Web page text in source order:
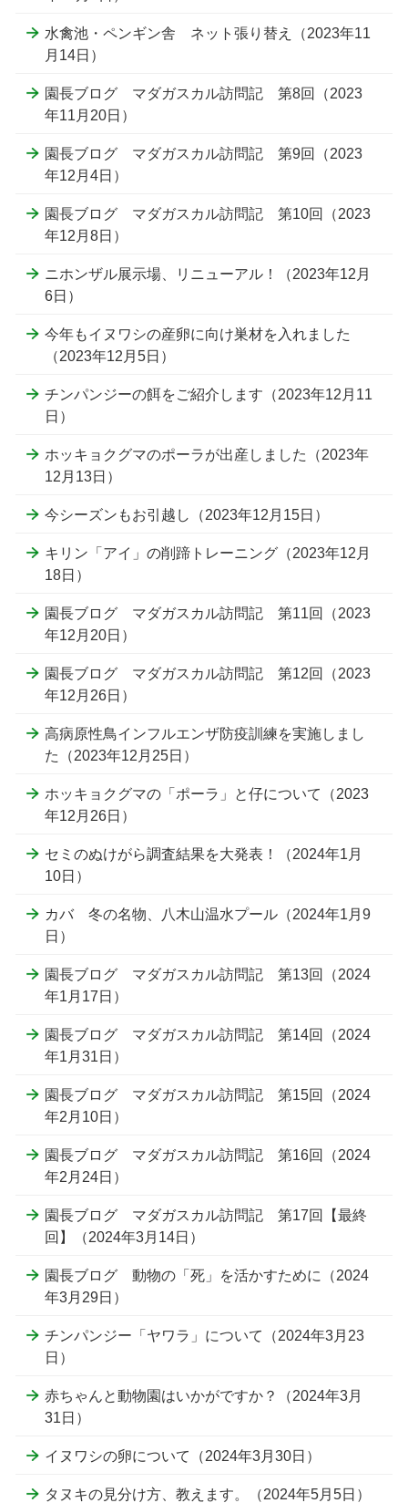
水禽池・ペンギン舎 ネット張り替え（2023年11
月14日）
園長ブログ マダガスカル訪問記 第8回（2023
年11月20日）
園長ブログ マダガスカル訪問記 第9回（2023
年12月4日）
園長ブログ マダガスカル訪問記 第10回（2023
年12月8日）
ニホンザル展示場、リニューアル！（2023年12月
6日）
今年もイヌワシの産卵に向け巣材を入れました
（2023年12月5日）
チンパンジーの餌をご紹介します（2023年12月11
日）
ホッキョクグマのポーラが出産しました（2023年
12月13日）
今シーズンもお引越し（2023年12月15日）
キリン「アイ」の削蹄トレーニング（2023年12月
18日）
園長ブログ マダガスカル訪問記 第11回（2023
年12月20日）
園長ブログ マダガスカル訪問記 第12回（2023
年12月26日）
高病原性鳥インフルエンザ防疫訓練を実施しまし
た（2023年12月25日）
ホッキョクグマの「ポーラ」と仔について（2023
年12月26日）
セミのぬけがら調査結果を大発表！（2024年1月
10日）
カバ 冬の名物、八木山温水プール（2024年1月9
日）
園長ブログ マダガスカル訪問記 第13回（2024
年1月17日）
園長ブログ マダガスカル訪問記 第14回（2024
年1月31日）
園長ブログ マダガスカル訪問記 第15回（2024
年2月10日）
園長ブログ マダガスカル訪問記 第16回（2024
年2月24日）
園長ブログ マダガスカル訪問記 第17回【最終
回】（2024年3月14日）
園長ブログ 動物の「死」を活かすために（2024
年3月29日）
チンパンジー「ヤワラ」について（2024年3月23
日）
赤ちゃんと動物園はいかがですか？（2024年3月
31日）
イヌワシの卵について（2024年3月30日）
タヌキの見分け方、教えます。（2024年5月5日）